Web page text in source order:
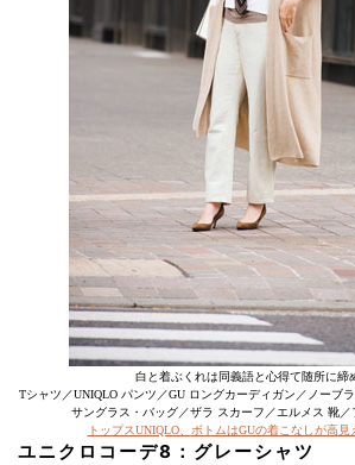
白と着ぶくれは同義語と心得て随所に締
Tシャツ／UNIQLO パンツ／GU ロングカーディガン／ノーブ
サングラス・バッグ／ザラ スカーフ／エルメス 靴／
トップスUNIQLO、ボトムはGUの着こなしが高見
ユニクロコーデ8：グレーシャツ